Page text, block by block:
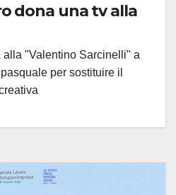
dona una tv alla
"Valentino Sarcinelli" a
per sostituire il